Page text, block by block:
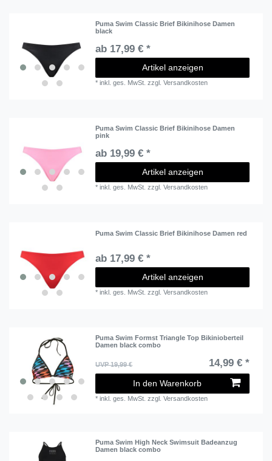
Puma Swim Classic Brief Bikinihose Damen
black
ab 17,99 € *
Artikel anzeigen
*inkl. ges. MwSt. zzgl.Versandkosten
Puma Swim Classic Brief Bikinihose Damen
pink
ab 19,99 € *
Artikel anzeigen
*inkl. ges. MwSt. zzgl.Versandkosten
Puma Swim Classic Brief Bikinihose Damen red
ab 17,99 € *
Artikel anzeigen
*inkl. ges. MwSt. zzgl.Versandkosten
Puma Swim Formst Triangle Top Bikinioberteil
Damen black combo
UVP 19,99 € 14,99 € *
In den Warenkorb
*inkl. ges. MwSt. zzgl.Versandkosten
Puma Swim High Neck Swimsuit Badeanzug
Damen black combo